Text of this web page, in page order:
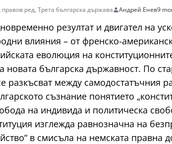
правов ред, Трета българска държава Андрей Енев9
резултат и двигател на
влияния – от френско-
еволюция на
българска държавност. По
между самодостатъчния
съзнание понятието
на индивида и политическа
изглежда равнозначна на
в смисъла на немската